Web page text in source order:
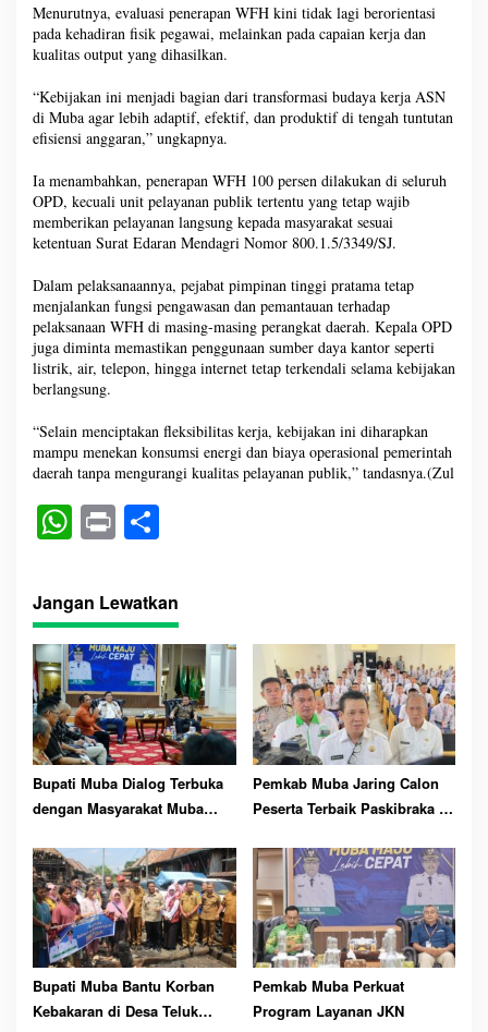
Menurutnya, evaluasi penerapan WFH kini tidak lagi berorientasi
pada kehadiran fisik pegawai, melainkan pada capaian kerja dan
kualitas output yang dihasilkan.
“Kebijakan ini menjadi bagian dari transformasi budaya kerja ASN
di Muba agar lebih adaptif, efektif, dan produktif di tengah tuntutan
efisiensi anggaran,” ungkapnya.
Ia menambahkan, penerapan WFH 100 persen dilakukan di seluruh
OPD, kecuali unit pelayanan publik tertentu yang tetap wajib
memberikan pelayanan langsung kepada masyarakat sesuai
ketentuan Surat Edaran Mendagri Nomor 800.1.5/3349/SJ.
Dalam pelaksanaannya, pejabat pimpinan tinggi pratama tetap
menjalankan fungsi pengawasan dan pemantauan terhadap
pelaksanaan WFH di masing-masing perangkat daerah. Kepala OPD
juga diminta memastikan penggunaan sumber daya kantor seperti
listrik, air, telepon, hingga internet tetap terkendali selama kebijakan
berlangsung.
“Selain menciptakan fleksibilitas kerja, kebijakan ini diharapkan
mampu menekan konsumsi energi dan biaya operasional pemerintah
daerah tanpa mengurangi kualitas pelayanan publik,” tandasnya.(Zul
W
ts
A
pp
Pr
t re
Jangan Lewatkan
Bupati Muba Dialog Terbuka
dengan Masyarakat Muba
Pemkab Muba Jaring Calon
Peserta Terbaik Paskibraka ke
Bupati Muba Bantu Korban
Kebakaran di Desa Teluk
Pemkab Muba Perkuat
Program Layanan JKN